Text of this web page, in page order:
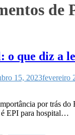
de
o que diz a
15, 2023fevereiro
por trás do
EPI para hospital…